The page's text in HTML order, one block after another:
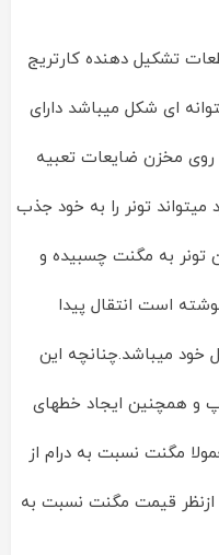
تشکیل دهنده کارتریج
ای شکل میباشد دارای
مخزن ضایعات تعبیه
تونر را به خود جذب
تونر به مگنت چسبیده و
است انتقال پیدا
خود میباشد.چنانچه این
و همچنین ایجاد خطهای
مگنت نسبت به درام از
ازنظر قیمت مگنت نسبت به